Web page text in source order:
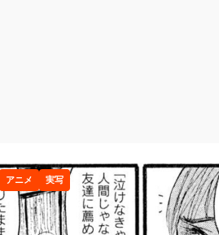
アニメ 実写